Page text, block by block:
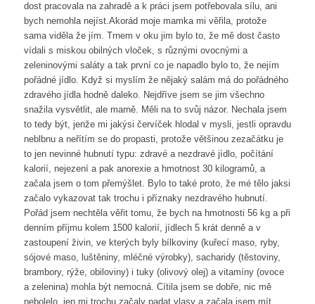
dost pracovala na zahradě a k práci jsem potřebovala sílu, ani
bych nemohla nejíst.Akorád moje mamka mi věřila, protože
sama viděla že jím. Trnem v oku jim bylo to, že mě dost často
vídali s miskou obilných vloček, s různými ovocnými a
zeleninovými saláty a tak první co je napadlo bylo to, že nejím
pořádné jídlo. Když si myslím že nějaký salám má do pořádného
zdravého jídla hodně daleko. Nejdříve jsem se jim všechno
snažila vysvětlit, ale marně. Měli na to svůj názor. Nechala jsem
to tedy být, jenže mi jakýsi červíček hlodal v mysli, jestli opravdu
neblbnu a neřítím se do propasti, protože většinou zezačátku je
to jen nevinné hubnutí typu: zdravé a nezdravé jídlo, počítání
kalorií, nejezení a pak anorexie a hmotnost 30 kilogramů, a
začala jsem o tom přemýšlet. Bylo to také proto, že mé tělo jaksi
začalo vykazovat tak trochu i příznaky nezdravého hubnutí.
Pořád jsem nechtěla věřit tomu, že bych na hmotnosti 56 kg a při
denním příjmu kolem 1500 kalorií, jídlech 5 krát denně a v
zastoupení živin, ve kterých byly bílkoviny (kuřecí maso, ryby,
sójové maso, luštěniny, mléčné výrobky), sacharidy (těstoviny,
brambory, rýže, obiloviny) i tuky (olivový olej) a vitamíny (ovoce
a zelenina) mohla být nemocná. Cítila jsem se dobře, nic mě
nebolelo, jen mi trochu začaly padat vlasy a začala jsem mít